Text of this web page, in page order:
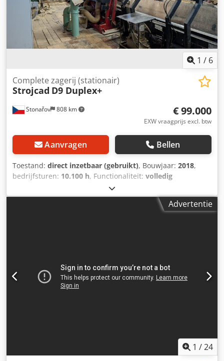
1 / 6
Stonařov 808 km
Complete zagerij (stationair)
Strojcad D9 Duplex+
€ 99.000
EXW vraagprijs excl. btw
Aanvragen Bellen
Toestand: direct inzetbaar (gebruikt), Bouwjaar: 2018,
bedrijfsturen: 10.100 h, Functionaliteit: volledig
, type ingangsstroom:
(max.):8.000 mm, totaalgewicht:19.000 kg, snijhoogte
, ingangsspanning:
180/180 mm, in breedplankmodus 310/180 mm -
automatische sortering van gezaagd hout Dsdpoyc Ncrsfx
Abwsck - prijs inclusief stamaanvoer, 2x
Advertentie
1 /24